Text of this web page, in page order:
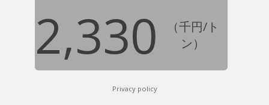
2,330
（千円/ト
ン）
Privacy policy